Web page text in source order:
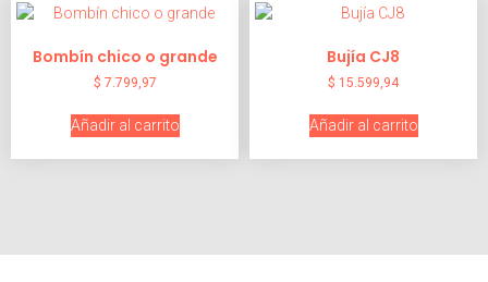
Bombín chico o grande
$ 7.799,97
Añadir al carrito
Bujía CJ8
$ 15.599,94
Añadir al carrito